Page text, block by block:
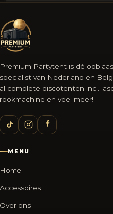
Premium Partytent is dé
specialist van Nederland en
al complete discotenten incl.
rookmachine en veel meer!
MENU
Home
Accessoires
Over ons